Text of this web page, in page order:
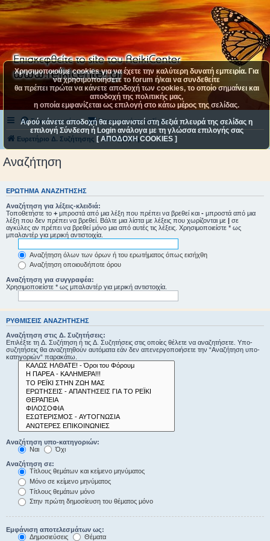
Συχνές ερωτήσεις Επικοινωνήστε μαζί μας
Ευρετήριο Δ. Συζήτησης Αναζήτηση
Αναζήτηση
ΕΡΏΤΗΜΑ ΑΝΑΖΉΤΗΣΗΣ
Αναζήτηση για λέξεις-κλειδιά:
Τοποθετήστε το + μπροστά από μια λέξη που πρέπει να βρεθεί και - μπροστά από μια
λέξη που δεν πρέπει να βρεθεί. Βάλτε μια λίστα με λέξεις που χωρίζονται με | σε
αγκύλες αν πρέπει να βρεθεί μόνο μια από αυτές τις λέξεις. Χρησιμοποιείστε * ως
μπαλαντέρ για μερική αντιστοιχία.
Αναζήτηση όλων των όρων ή του ερωτήματος όπως εισήχθη
Αναζήτηση οποιουδήποτε όρου
Αναζήτηση για συγγραφέα:
Χρησιμοποιείστε * ως μπαλαντέρ για μερική αντιστοιχία.
ΡΥΘΜΊΣΕΙΣ ΑΝΑΖΉΤΗΣΗΣ
Αναζήτηση στις Δ. Συζητήσεις:
Επιλέξτε τη Δ. Συζήτηση ή τις Δ. Συζητήσεις στις οποίες θέλετε να αναζητήσετε. Υπο-
συζητήσεις θα αναζητηθούν αυτόματα εάν δεν απενεργοποιήσετε την “Αναζήτηση υπο-
κατηγοριών“ παρακάτω.
Αναζήτηση υπο-κατηγοριών:
Ναι
Όχι
Αναζήτηση σε:
Τίτλους θεμάτων και κείμενο μηνύματος
Μόνο σε κείμενο μηνύματος
Τίτλους θεμάτων μόνο
Στην πρώτη δημοσίευση του θέματος μόνο
Εμφάνιση αποτελεσμάτων ως:
Δημοσιεύσεις
Θέματα
Χρησιμοποιούμε cookies για να έχετε την καλύτερη δυνατή εμπειρία. Για
να χρησιμοποιήσετε το forum ή/και να συνδεθείτε
θα πρέπει πρώτα να κάνετε αποδοχή των cookies, το οποίο σημαίνει και
αποδοχή της πολιτικής μας,
η οποία εμφανίζεται ως επιλογή στο κάτω μέρος της σελίδας.
Αφού κάνετε αποδοχή θα εμφανιστεί στη δεξιά πλευρά της σελίδας η
επιλογή Σύνδεση ή Login ανάλογα με τη γλώσσα επιλογής σας
[ ΑΠΟΔΟΧΗ COOKIES ]